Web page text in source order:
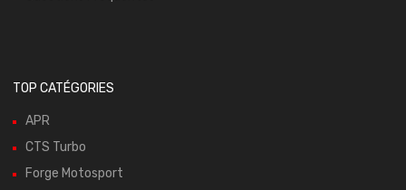
TOP CATÉGORIES
APR
CTS Turbo
Forge Motosport